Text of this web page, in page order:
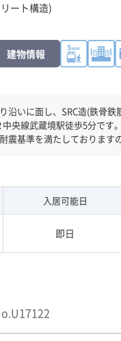
ート構造)
建物情報
沿いに面し、SRC造(鉄骨
震基準を満たしておりま
入居可能日
即日